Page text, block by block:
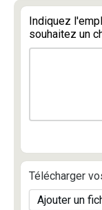
Indiquez
souhaitez un
Télécharger
Ajouter un